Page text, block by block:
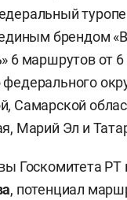
брендом
6 маршрутов от 6
Самарской
Марий Эл и
Госкомитета РТ
, потенциал